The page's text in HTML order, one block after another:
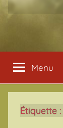
Menu
Étiquette :